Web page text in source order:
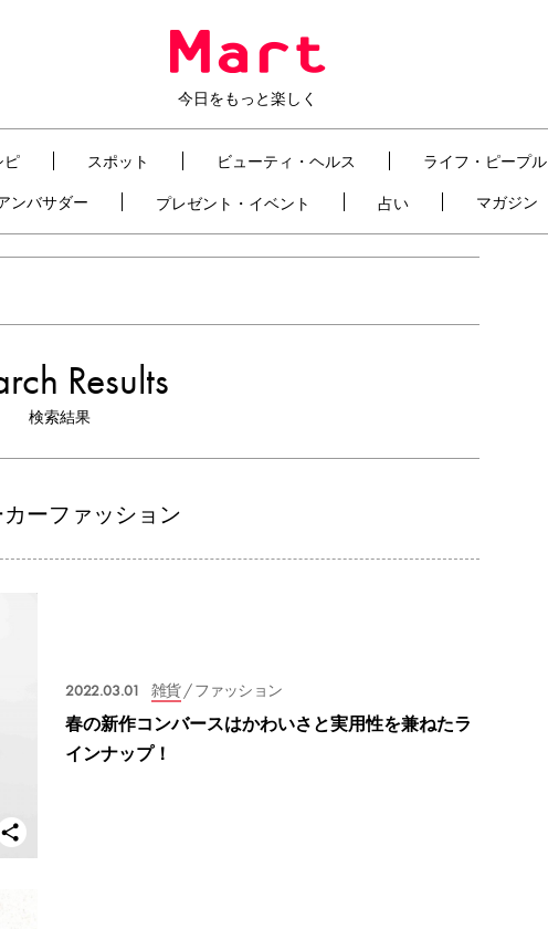
今日をもっと楽しく
ピ スポット ビューティ・ヘルス ライフ・ピープル
ンバサダー プレゼント・イベント 占い マガジン
Results
検索結果
ーファッション
2022.03.01 雑貨/ ファッション
春の新作コンバースはかわいさと実用性を兼ねたラ
インナップ！